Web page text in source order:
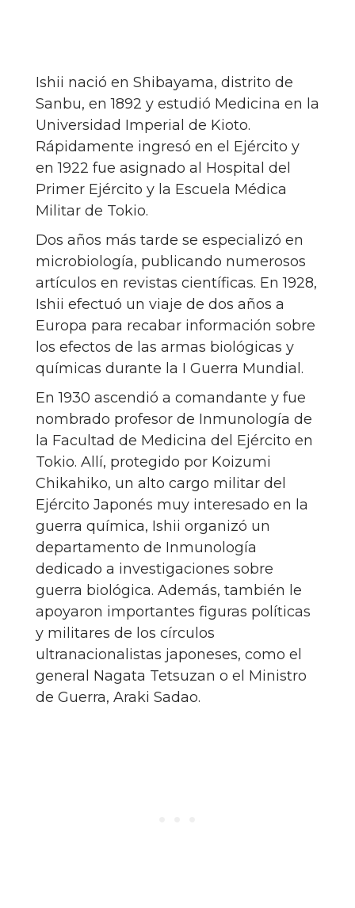
Ishii nació en Shibayama, distrito de
Sanbu, en 1892 y estudió Medicina en la
Universidad Imperial de Kioto.
Rápidamente ingresó en el Ejército y
en 1922 fue asignado al Hospital del
Primer Ejército y la Escuela Médica
Militar de Tokio.
Dos años más tarde se especializó en
microbiología, publicando numerosos
artículos en revistas científicas. En 1928,
Ishii efectuó un viaje de dos años a
Europa para recabar información sobre
los efectos de las armas biológicas y
químicas durante la I Guerra Mundial.
En 1930 ascendió a comandante y fue
nombrado profesor de Inmunología de
la Facultad de Medicina del Ejército en
Tokio. Allí, protegido por Koizumi
Chikahiko, un alto cargo militar del
Ejército Japonés muy interesado en la
guerra química, Ishii organizó un
departamento de Inmunología
dedicado a investigaciones sobre
guerra biológica. Además, también le
apoyaron importantes figuras políticas
y militares de los círculos
ultranacionalistas japoneses, como el
general Nagata Tetsuzan o el Ministro
de Guerra, Araki Sadao.